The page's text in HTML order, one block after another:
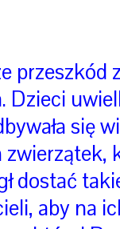
przeszkód
Dzieci
się
dostać
aby na